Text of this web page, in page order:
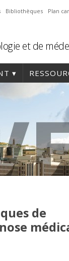
Bibliothèques Plan
et de
de